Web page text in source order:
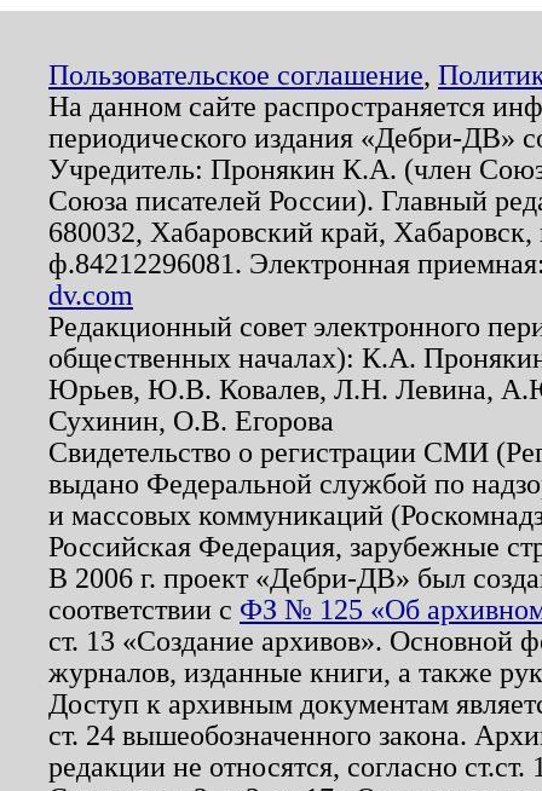
Пользовательское соглашение,
На данном сайте распространяется
периодического издания «Дебри-ДВ»
Учредитель: Пронякин К.А. (член
Союза писателей России). Главный
680032, Хабаровский край,
ф.84212296081. Электронная
dv.com
Редакционный совет электронного
общественных началах): К.А.
Юрьев, Ю.В. Ковалев, Л.Н. Левина,
Сухинин, О.В. Егорова
Свидетельство о регистрации СМИ
выдано Федеральной службой по
и массовых коммуникаций
Российская Федерация, зарубежные
В 2006 г. проект «Дебри-ДВ» был
соответствии с ФЗ № 125 «Об
ст. 13 «Создание архивов». Основной
журналов, изданные книги, а также
Доступ к архивным документам
ст. 24 вышеобозначенного закона.
редакции не относятся, согласно